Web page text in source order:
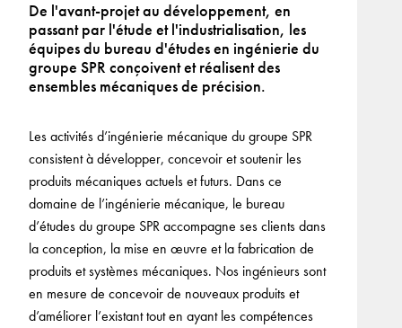
De l'avant-projet au développement, en
passant par l'étude et l'industrialisation, les
équipes du bureau d'études en ingénierie du
groupe SPR conçoivent et réalisent des
ensembles mécaniques de précision.
Les activités d’ingénierie mécanique du groupe SPR
consistent à développer, concevoir et soutenir les
produits mécaniques actuels et futurs. Dans ce
domaine de l’ingénierie mécanique, le bureau
d’études du groupe SPR accompagne ses clients dans
la conception, la mise en œuvre et la fabrication de
produits et systèmes mécaniques. Nos ingénieurs sont
en mesure de concevoir de nouveaux produits et
d’améliorer l’existant tout en ayant les compétences